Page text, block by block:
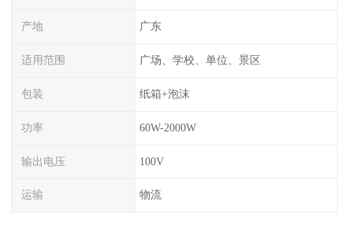
产地 广东
适用范围 广场、学校、单位、景区
包装 纸箱+泡沫
功率 60W-2000W
输出电压 100V
运输 物流